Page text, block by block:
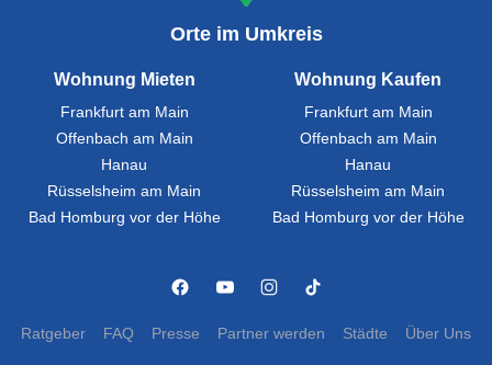
Orte im Umkreis
Wohnung Mieten
Frankfurt am Main
Offenbach am Main
Hanau
Rüsselsheim am Main
Bad Homburg vor der Höhe
Wohnung Kaufen
Frankfurt am Main
Offenbach am Main
Hanau
Rüsselsheim am Main
Bad Homburg vor der Höhe
Ratgeber FAQ Presse Partner werden Städte Über Uns